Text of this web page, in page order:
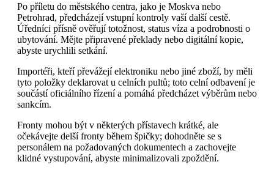
Po příletu do městského centra, jako je Moskva nebo
Petrohrad, předcházejí vstupní kontroly vaší další cestě.
Úředníci přísně ověřují totožnost, status víza a podrobnosti o
ubytování. Mějte připravené překlady nebo digitální kopie,
abyste urychlili setkání.
Importéři, kteří převážejí elektroniku nebo jiné zboží, by měli
tyto položky deklarovat u celních pultů; toto celní odbavení je
součástí oficiálního řízení a pomáhá předcházet výběrům nebo
sankcím.
Fronty mohou být v některých přístavech krátké, ale
očekávejte delší fronty během špičky; dohodněte se s
personálem na požadovaných dokumentech a zachovejte
klidné vystupování, abyste minimalizovali zpoždění.